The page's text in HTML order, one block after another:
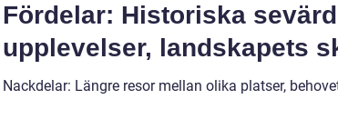
Fördelar: Historiska
upplevelser, landskapets
Nackdelar: Längre resor mellan olika platser,